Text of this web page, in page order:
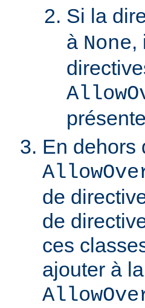
Si la
à None,
En dehors
de
de
ces
ajouter à